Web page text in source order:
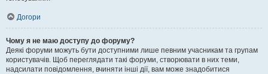
Догори
Чому я не маю доступу до форуму?
Деякі форуми можуть бути доступними лише певним учасникам та групам
користувачів. Щоб переглядати такі форуми, створювати в них теми,
надсилати повідомлення, вчиняти інші дії, вам може знадобитися